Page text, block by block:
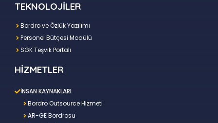
TEKNOLOJİLER
Bordro ve Özlük Yazılımı
Personel Bütçesi Modülü
SGK Teşvik Portalı
HİZMETLER
İNSAN KAYNAKLARI
Bordro Outsource Hizmeti
AR-GE Bordrosu